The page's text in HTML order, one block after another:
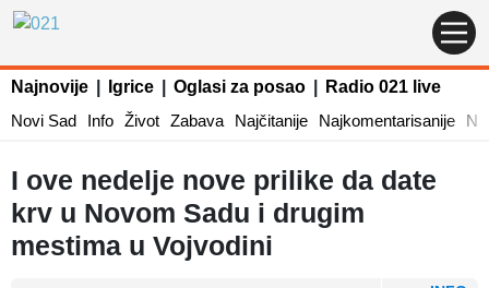
Najnovije Igrice Oglasi za posao
Radio 021 live
Novi Sad
Info Život Zabava Najčitanije Najkomentarisanije
I ove nedelje nove prilike da date
krv u Novom Sadu i drugim
mestima u Vojvodini